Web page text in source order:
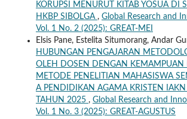
KORUPSI MENURUT KITAB YOSUA DI
HKBP SIBOLGA , Global Research and
Vol. 1 No. 2 (2025): GREAT-MEI
Elsis Pane, Estelita Situmorang, Andar
HUBUNGAN PENGAJARAN
OLEH DOSEN DENGAN KEMAMPUAN
METODE PENELITIAN MAHASISWA
A PENDIDIKAN AGAMA KRISTEN IAKN
TAHUN 2025 , Global Research and
Vol. 1 No. 3 (2025): GREAT-AGUSTUS